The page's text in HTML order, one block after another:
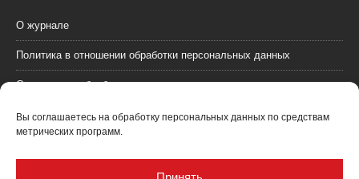
Вы соглашаетесь на обработку персональных данных по средствам
метрических программ.
О журнале
Политика в отношении обработки персональных данных
Согласие на обработку персональных данных
Пользовательское соглашение (оферта)